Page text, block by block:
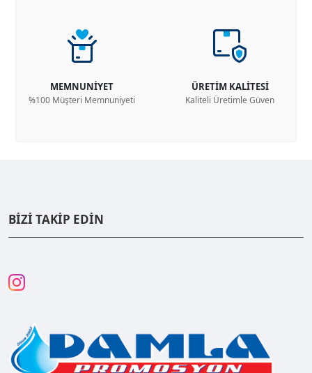
MEMNUNİYET
%100 Müşteri Memnuniyeti
ÜRETİM KALİTESİ
Kaliteli Üretimle Güven
BİZİ TAKİP EDİN